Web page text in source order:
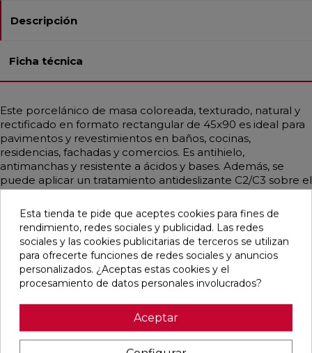
Descripción
Ficha técnica
Este porcelánico de masa coloreada, texturado, natural y
rectificado en formato rectangular de 45x90 es ideal para
pavimentos y revestimientos en baños, cocinas,
residencias, fachadas y comercios. Es antihielo,
antimanchas y resistente a ácidos y bases. Además, se
puede aplicar un tratamiento antideslizante C2/C3 sobre el
acabado natural, aunque esto puede alterar el color en
tonalidades oscuras, por lo que es recomendable
consultar las condiciones. Su diseño versátil se adapta a
estilos clásicos, contemporáneos, nórdicos, vintage e
industrial, simulando cemento en su mayoría en color
blanco.
Pensamos que te puede interesar
Esta tienda te pide que aceptes cookies para fines de
rendimiento, redes sociales y publicidad. Las redes
sociales y las cookies publicitarias de terceros se utilizan
para ofrecerte funciones de redes sociales y anuncios
personalizados. ¿Aceptas estas cookies y el
procesamiento de datos personales involucrados?
Aceptar